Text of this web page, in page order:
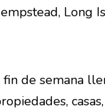
de semana